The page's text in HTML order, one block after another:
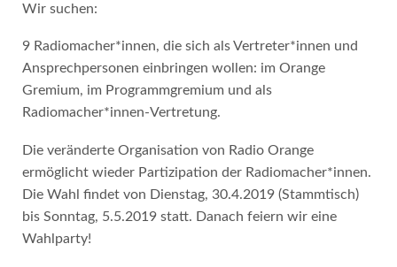
Wir suchen:
9 Radiomacher*innen, die sich als Vertreter*innen und
Ansprechpersonen einbringen wollen: im Orange
Gremium, im Programmgremium und als
Radiomacher*innen-Vertretung.
Die veränderte Organisation von Radio Orange
ermöglicht wieder Partizipation der Radiomacher*innen.
Die Wahl findet von Dienstag, 30.4.2019 (Stammtisch)
bis Sonntag, 5.5.2019 statt. Danach feiern wir eine
Wahlparty!